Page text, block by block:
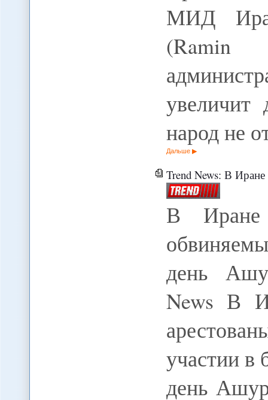
МИД
(Ramin
увеличит
народ не
Дальше
Trend News: В Иране
В Иране
день
News В
участии в
день